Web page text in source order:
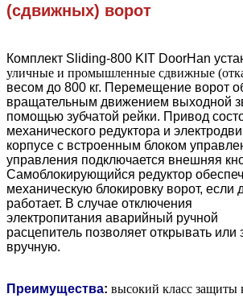
(сдвижных) ворот
Комплект Sliding-800 KIT DoorHan
уличные и промышленные сдвижные
весом до 800 кг. Перемещение ворот
вращательным движением выходной
помощью зубчатой рейки. Привод
механического редуктора и
корпусе с встроенным блоком
управления подключается внешняя
Самоблокирующийся редуктор
механическую блокировку ворот, если
работает. В случае отключения
электропитания аварийный ручной
расцепитель позволяет открывать или
вручную.
Преимущества: высокий класс защиты